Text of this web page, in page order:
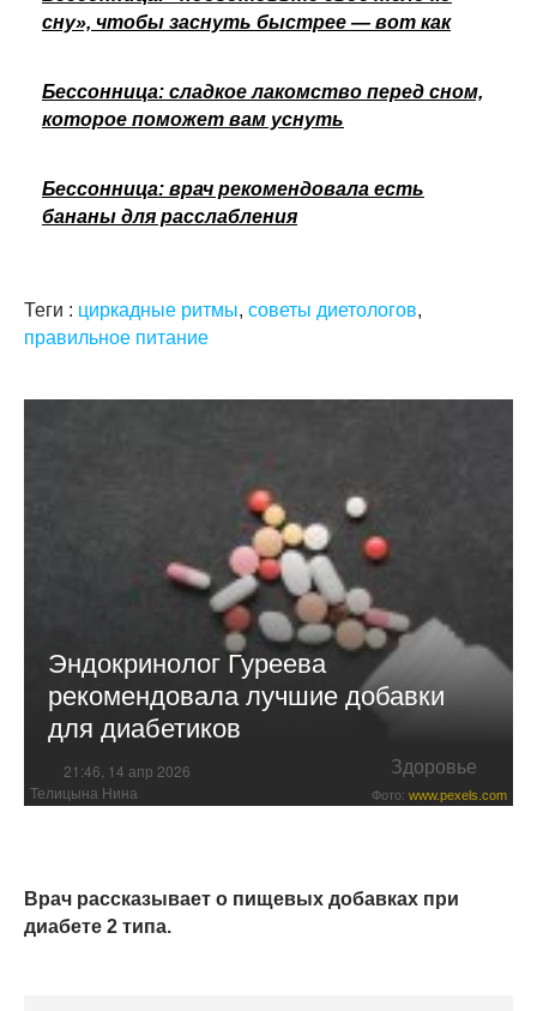
сну», чтобы заснуть быстрее — вот как
Бессонница: сладкое лакомство перед сном,
которое поможет вам уснуть
Бессонница: врач рекомендовала есть
бананы для расслабления
Теги : циркадные ритмы, советы диетологов,
правильное питание
Эндокринолог Гуреева
рекомендовала лучшие добавки
для диабетиков
21:46, 14 апр 2026 Здоровье
Телицына Нина Фото: www.pexels.com
Врач рассказывает о пищевых добавках при
диабете 2 типа.